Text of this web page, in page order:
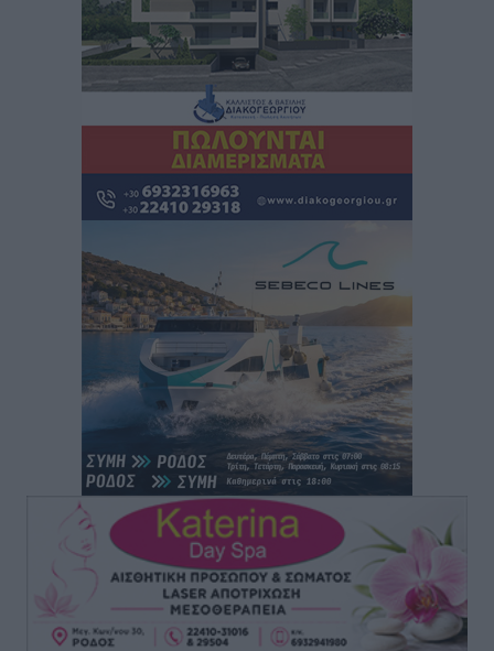
Στον Άγιο Νικόλαο Χάλκης ανοίγει ξανά το
ανανεωμένο εκκλησιαστικό μουσείο από τη Λέσχη
Τοπικές Ειδήσεις• πριν 1 ώρα
Ρόδος: «Βουλιάζει» από τουρίστες – Πάνω από 1 εκατ.
επιβάτες και 55 κρουαζιερόπλοια
Γ’ Εθνική Κατηγορία: Οι ημερομηνίες των
αγωνιστικών της κανονικής περιόδου
πριν 7 ώρες
Συνελήφθησαν δύο άτομα στην Κάρπαθο για άγρα
Τοπικές Ειδήσεις• πριν 7 ώρες
Χωρίς υποχρεωτική παρουσία μικρών στη 12άδα
Αθλητικά πριν 8 ώρες
Ο Πελεκάνος, οι ανεμογεννήτριες και μια κοινότητα
που κανείς δεν ρώτησε